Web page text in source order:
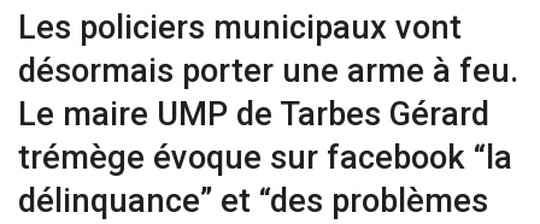
Les policiers municipaux vont
désormais porter une arme à feu.
Le maire UMP de Tarbes Gérard
trémège évoque sur facebook “la
délinquance” et “des problèmes